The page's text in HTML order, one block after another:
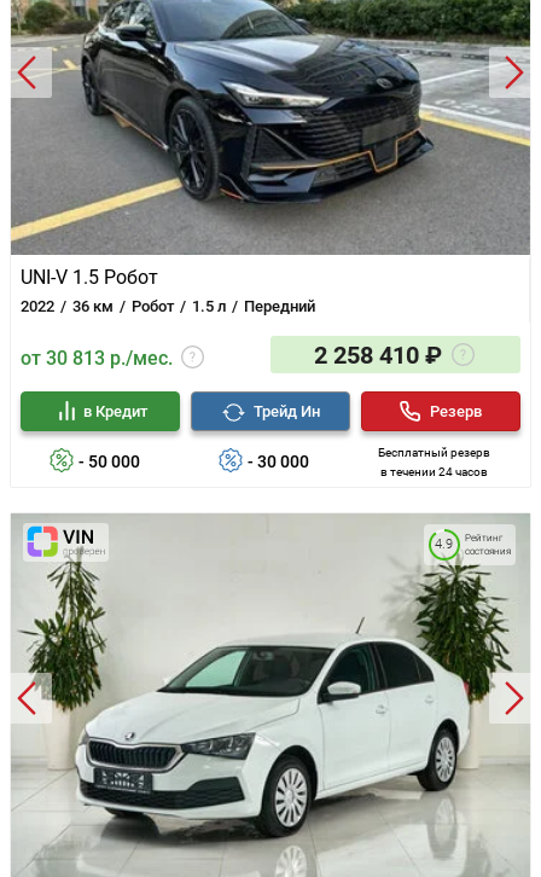
UNI-V 1.5 Робот
2022 36 км Робот 1.5 л Передний
от 30 813 р./мес. 2 258 410 ₽
- 50 000
в Кредит
- 30 000
Трейд Ин
Бесплатный резерв
в течении 24 часов
Резерв
Рейтинг
состояния
4.9